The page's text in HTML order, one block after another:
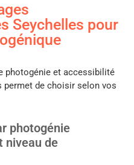
Seychelles pour
photogénie et accessibilité
permet de choisir selon vos
photogénie
niveau de